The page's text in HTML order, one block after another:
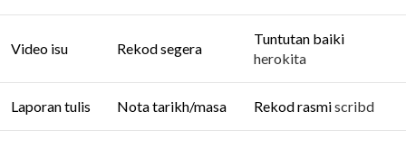
Video isu Rekod segera
Tuntutan baiki
herokita
Laporan tulis Nota tarikh/masa Rekod rasmiscribd